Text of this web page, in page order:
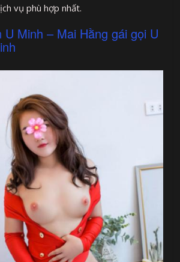
vụ phù hợp nhất.
U Minh – Mai Hằng gái gọi U